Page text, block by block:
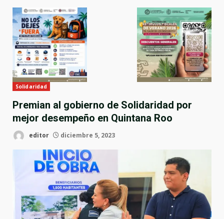
Solidaridad
Premian al gobierno de Solidaridad por
mejor desempeño en Quintana Roo
editor diciembre 5, 2023